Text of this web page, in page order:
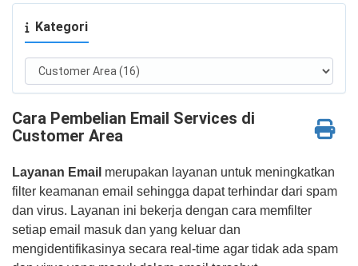
Kategori
Cara Pembelian Email Services di
Customer Area
Layanan Email merupakan layanan untuk meningkatkan
filter keamanan email sehingga dapat terhindar dari spam
dan virus. Layanan ini bekerja dengan cara memfilter
setiap email masuk dan yang keluar dan
mengidentifikasinya secara real-time agar tidak ada spam